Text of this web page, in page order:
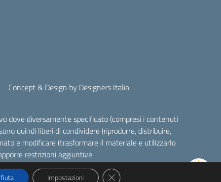
Concept & Design by Designers Italia
dove diversamente specificato (compresi i contenuti
quindi liberi di condividere (riprodurre, distribuire,
e modificare (trasformare il materiale e utilizzarlo
restrizioni aggiuntive.
Impostazioni Close GDPR Cookie Banner